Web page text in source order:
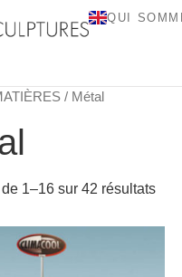
QUI
/ Métal
1–16 sur 42 résultats